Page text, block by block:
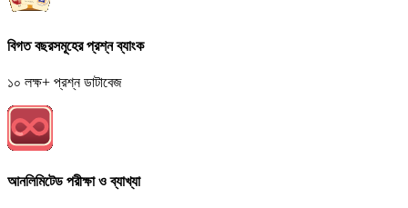
বিগত বছরসমূহের প্রশ্ন ব্যাংক
১০ লক্ষ+ প্রশ্ন ডাটাবেজ
আনলিমিটেড পরীক্ষা ও ব্যাখ্যা